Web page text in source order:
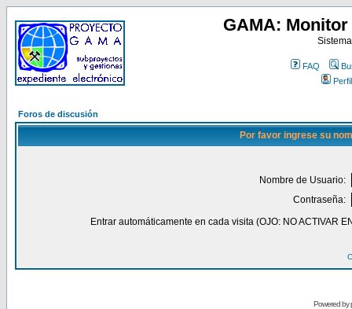
GAMA:
FAQ
Perfil
Foros de discusión
Por favor ingrese su
Nombre de Usuario:
Contraseña:
Entrar automáticamente en cada visita (OJO: NO ACTIVAR
Powered by